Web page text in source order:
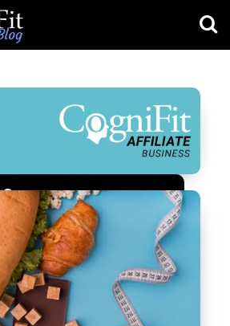
Зарегистрироваться